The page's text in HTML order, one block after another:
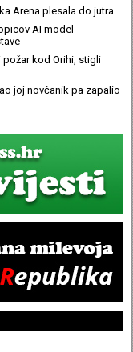
Arena plesala do jutra
AI model
požar kod Orihi, stigli
joj novčanik pa zapalio